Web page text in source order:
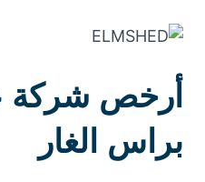
إلى
أرخص شركة
براس الغار